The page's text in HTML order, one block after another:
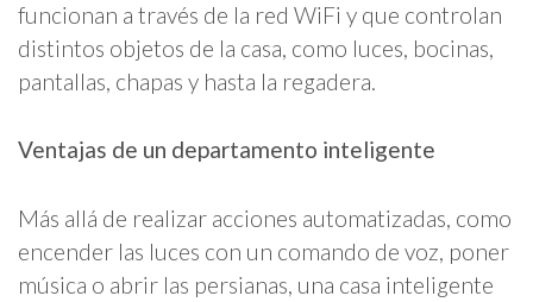
funcionan a través de la red WiFi y que controlan
distintos objetos de la casa, como luces, bocinas,
pantallas, chapas y hasta la regadera.
Ventajas de un departamento inteligente
Más allá de realizar acciones automatizadas, como
encender las luces con un comando de voz, poner
música o abrir las persianas, una casa inteligente